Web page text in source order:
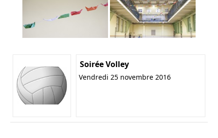
Soirée Volley
Vendredi 25 novembre 2016